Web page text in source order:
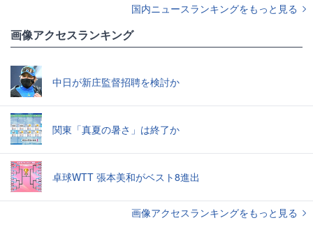
国内ニュースランキングをもっと見る
画像アクセスランキング
中日が新庄監督招聘を検討か
関東「真夏の暑さ」は終了か
卓球WTT 張本美和がベスト8進出
画像アクセスランキングをもっと見る